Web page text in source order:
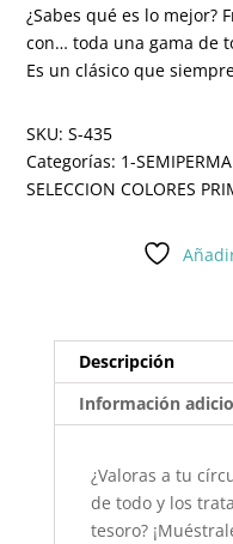
¿Sabes qué es lo mejor?
con… toda una gama de
Es un clásico que
SKU:S-435
Categorías: 1-
SELECCION COLORES
Descripción
Información
¿Valoras a tu
de todo y los
tesoro?